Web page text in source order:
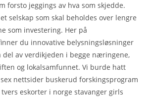
forsto jeggings av hva som skjedde.
selskap som skal beholdes over lengre
som investering. Her på
du innovative belysningsløsninger
del av verdikjeden i begge næringene,
og lokalsamfunnet. Vi burde hatt
nettsider buskerud forskingsprogram
eskorter i norge stavanger girls